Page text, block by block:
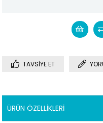
TAVSIYE ET
ÜRÜN ÖZELLIKLERI